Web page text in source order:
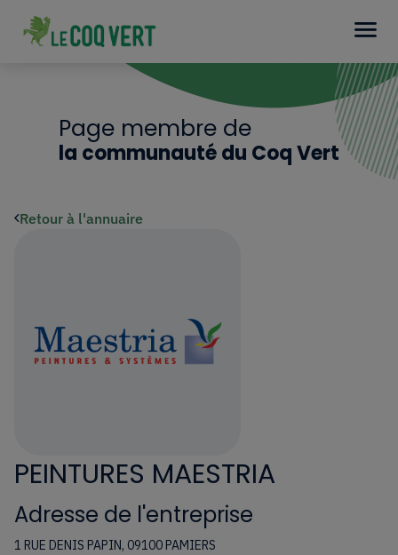
Page membre de
la communauté du Coq Vert
Retour à l'annuaire
PEINTURES MAESTRIA
Adresse de l'entreprise
1 RUE DENIS PAPIN, 09100 PAMIERS